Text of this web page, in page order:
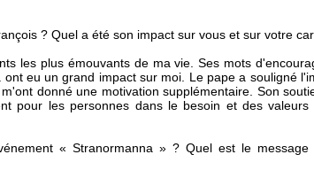
? Quel a été son impact sur vous et sur votre
les plus émouvants de ma vie. Ses mots
eu un grand impact sur moi. Le pape a souligné
donné une motivation supplémentaire. Son
pour les personnes dans le besoin et des valeurs
« Stranormanna » ? Quel est le message